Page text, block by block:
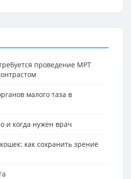
проведение МРТ
малого таза в
и когда нужен врач
как сохранить зрение